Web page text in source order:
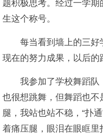
题积极思考。经过一学
生这个称号。
每当看到墙上的三好
现在的努力成果，以后的
我参加了学校舞蹈队
也很想跳舞，但舞蹈也
腿，我站也站不稳，“扑
着痛压腿，眼泪在眼眶里